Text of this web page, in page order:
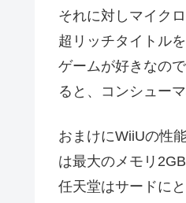
それに対しマイク
超リッチタイトル
ゲームが好きなの
ると、コンシュー
おまけにWiiUの性
は最大のメモリ
任天堂はサードに